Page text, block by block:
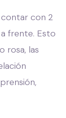
con 2
frente. Esto
rosa, las